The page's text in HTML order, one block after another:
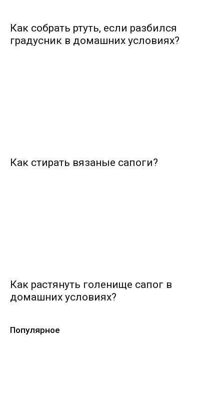
Как собрать ртуть, если разбился
градусник в домашних условиях?
Как стирать вязаные сапоги?
Как растянуть голенище сапог в
домашних условиях?
Популярное